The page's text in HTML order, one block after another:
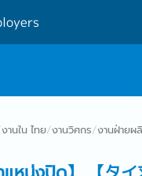
งานใน ไทย/งานวิศกร/งานฝ่ายผ